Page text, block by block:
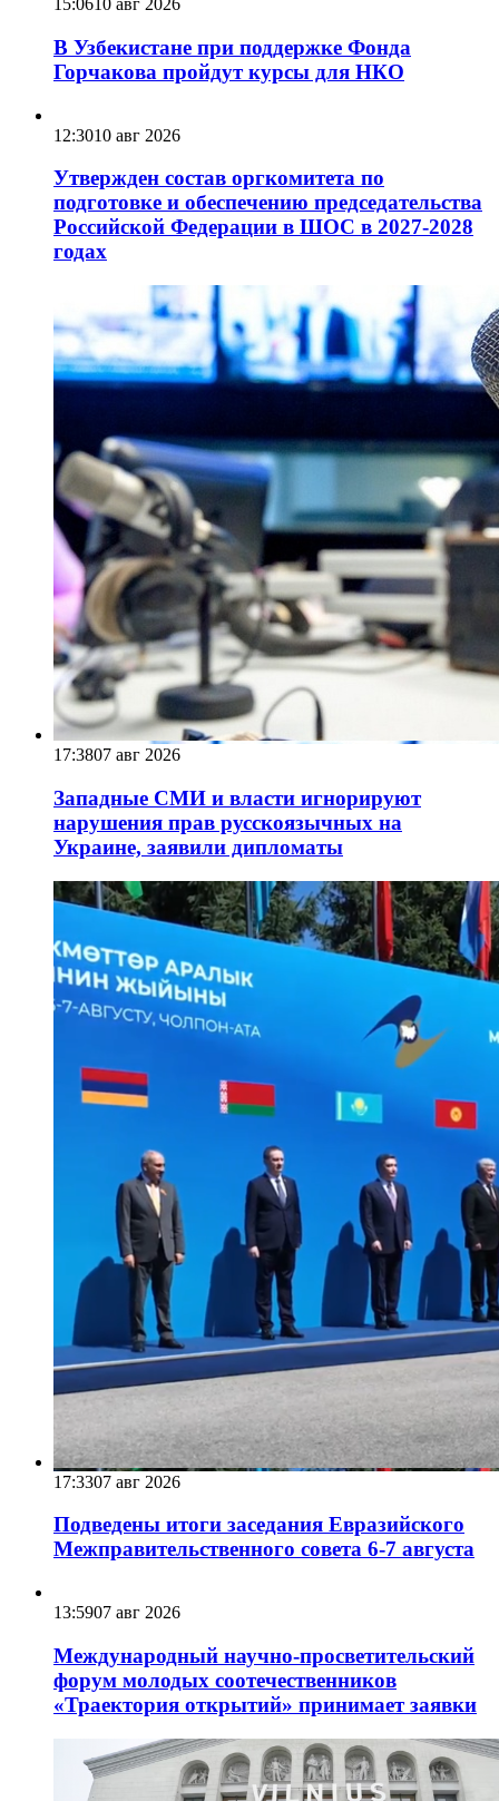
15:06 10 авг 2026
В Узбекистане при поддержке Фонда
Горчакова пройдут курсы для НКО
12:3010 авг 2026
Утвержден состав оргкомитета по
подготовке и обеспечению председательства
Российской Федерации в ШОС в 2027-2028
годах
17:3807 авг 2026
Западные СМИ и власти игнорируют
нарушения прав русскоязычных на
Украине, заявили дипломаты
17:3307 авг 2026
Подведены итоги заседания Евразийского
Межправительственного совета 6-7 августа
13:5907 авг 2026
Международный научно-просветительский
форум молодых соотечественников
«Траектория открытий» принимает заявки